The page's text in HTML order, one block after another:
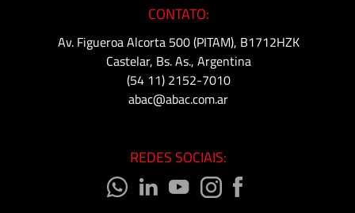
CONTATO:
Av. Figueroa Alcorta 500 (PITAM), B1712HZK
Castelar, Bs. As., Argentina
(54 11) 2152-7010
abac@abac.com.ar
REDES SOCIAIS: